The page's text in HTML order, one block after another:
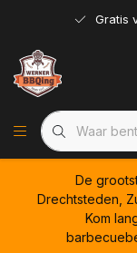
Gratis
De
Drechtsteden,
Kom